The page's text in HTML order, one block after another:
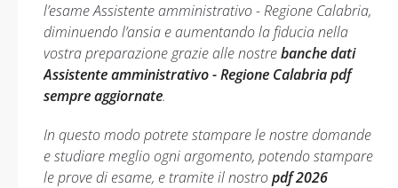
l’esame Assistente amministrativo - Regione Calabria,
diminuendo l’ansia e aumentando la fiducia nella
vostra preparazione grazie alle nostrebanche dati
Assistente amministrativo - Regione Calabria pdf
sempre aggiornate.
In questo modo potrete stampare le nostre domande
e studiare meglio ogni argomento, potendo stampare
le prove di esame, e tramite il nostropdf 2026